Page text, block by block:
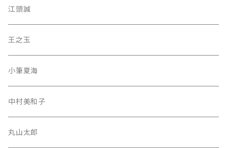
江頭誠
王之玉
小筆夏海
中村美和子
丸山太郎